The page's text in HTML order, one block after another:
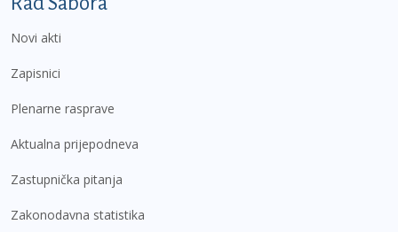
Novi akti
Zapisnici
Plenarne rasprave
Aktualna prijepodneva
Zastupnička pitanja
Zakonodavna statistika